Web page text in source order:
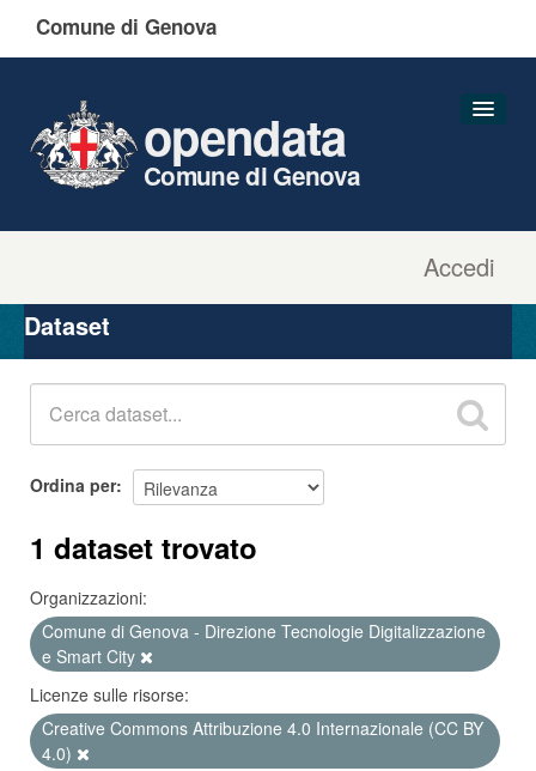
Comune di Genova
Accedi
opendata
Comune di Genova
Organizzazioni
Gruppi
Dataset
Ordina per
1 dataset trovato
Organizzazioni:
Comune di Genova - Direzione Tecnologie Digitalizzazione
e Smart City
Licenze sulle risorse:
Creative Commons Attribuzione 4.0 Internazionale (CC BY
4.0)